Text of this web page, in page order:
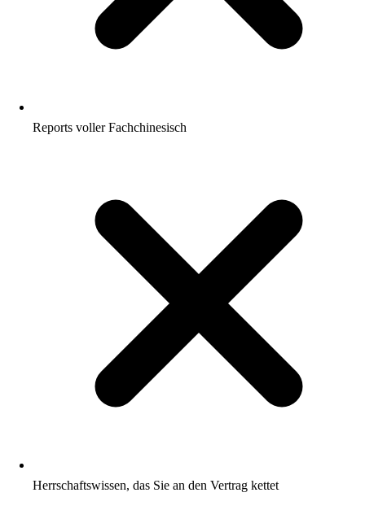
Reports voller Fachchinesisch
Herrschaftswissen, das Sie an den Vertrag kettet